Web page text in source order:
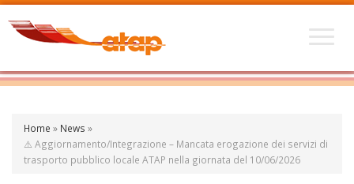
Home » News »
⚠️ Aggiornamento/Integrazione – Mancata erogazione dei servizi di
trasporto pubblico locale ATAP nella giornata del 10/06/2026